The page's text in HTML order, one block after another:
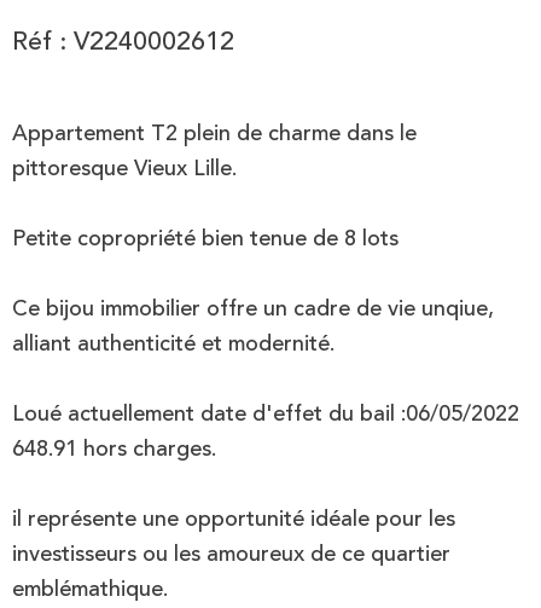
Réf : V2240002612
Appartement T2 plein de charme dans le
pittoresque Vieux Lille.
Petite copropriété bien tenue de 8 lots
Ce bijou immobilier offre un cadre de vie unqiue,
alliant authenticité et modernité.
Loué actuellement date d'effet du bail :06/05/2022
648.91 hors charges.
il représente une opportunité idéale pour les
investisseurs ou les amoureux de ce quartier
emblémathique.